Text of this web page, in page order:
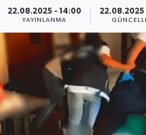
22.08.2025 - 14:00
YAYINLANMA
22.08.2025
Kültür Sanat
Resmi Reklam
Röportajlar